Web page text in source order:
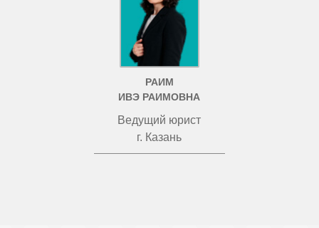
РАИМ
ИВЭ РАИМОВНА
Ведущий юрист
г. Казань